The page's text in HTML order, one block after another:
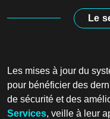
Le
Les mises à jour du
pour bénéficier des
de sécurité et des
Services, veille à leur